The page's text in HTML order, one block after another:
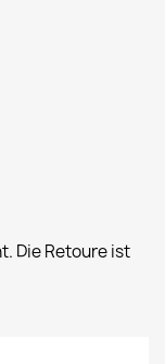
Die Retoure ist